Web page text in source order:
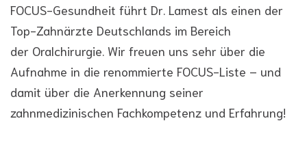
FOCUS-Gesundheit führt Dr. Lamest als einen der
Top-Zahnärzte Deutschlands im Bereich
der Oralchirurgie. Wir freuen uns sehr über die
Aufnahme in die renommierte FOCUS-Liste – und
damit über die Anerkennung seiner
zahnmedizinischen Fachkompetenz und Erfahrung!